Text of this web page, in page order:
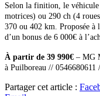
Selon la finition, le véhicule
motrices) ou 290 ch (4
370 ou 402 km. Proposée
d’un bonus de 6 000€ à
À partir de 39 990€ – MG
à Puilboreau //
Partager cet article :